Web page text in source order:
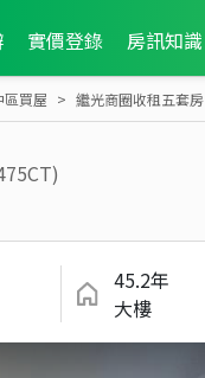
實價登錄 房訊知識
區買屋 繼光商圈收租五套房
45.2年
大樓